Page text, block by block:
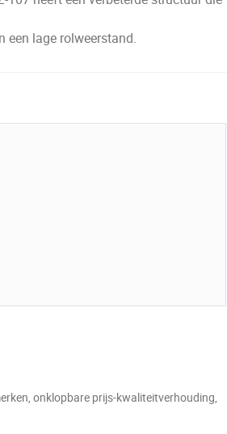
een lage rolweerstand.
onklopbare prijs-kwaliteitverhouding,